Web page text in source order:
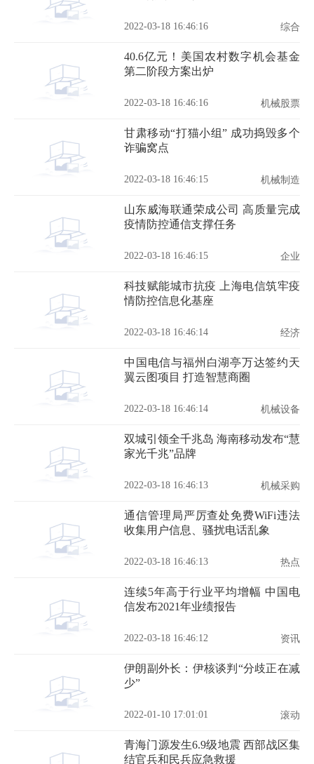
2022-03-18 16:46:16 综合
40.6亿元！美国农村数字机会基金
第二阶段方案出炉
2022-03-18 16:46:16 机械股票
甘肃移动“打猫小组” 成功捣毁多个
诈骗窝点
2022-03-18 16:46:15 机械制造
山东威海联通荣成公司 高质量完成
疫情防控通信支撑任务
2022-03-18 16:46:15 企业
科技赋能城市抗疫 上海电信筑牢疫
情防控信息化基座
2022-03-18 16:46:14 经济
中国电信与福州白湖亭万达签约天
翼云图项目 打造智慧商圈
2022-03-18 16:46:14 机械设备
双城引领全千兆岛 海南移动发布“慧
家光千兆”品牌
2022-03-18 16:46:13 机械采购
通信管理局严厉查处免费WiFi违法
收集用户信息、骚扰电话乱象
2022-03-18 16:46:13 热点
连续5年高于行业平均增幅 中国电
信发布2021年业绩报告
2022-03-18 16:46:12 资讯
伊朗副外长：伊核谈判“分歧正在减
少”
2022-01-10 17:01:01 滚动
青海门源发生6.9级地震 西部战区集
结官兵和民兵应急救援